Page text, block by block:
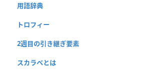
用語辞典
トロフィー
2週目の引き継ぎ要素
スカラベとは